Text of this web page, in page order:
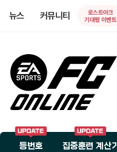
뉴스 커뮤니티
로스트아크
기대평 이벤트
등번호 집중훈련 계산기